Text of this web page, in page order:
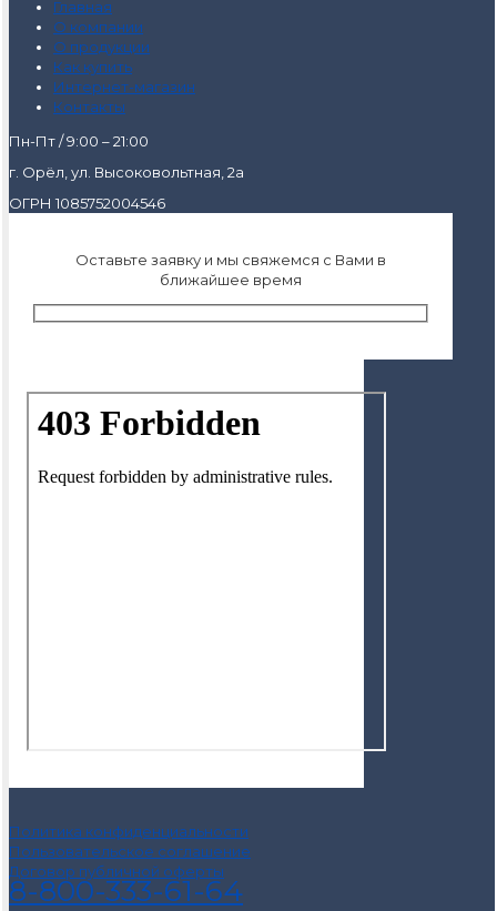
Главная
О компании
О продукции
Как купить
Интернет-магазин
Контакты
Пн-Пт / 9:00 – 21:00
г. Орёл, ул. Высоковольтная, 2а
ОГРН 1085752004546
Оставьте заявку и мы свяжемся с Вами в
ближайшее время
Политика конфиденциальности
Пользовательское соглашение
Договор публичной оферты
8-800-333-61-64